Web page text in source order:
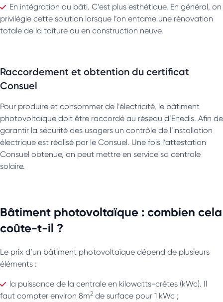
En intégration au bâti. C’est plus esthétique. En général, on
privilégie cette solution lorsque l’on entame une rénovation
totale de la toiture ou en construction neuve.
Raccordement et obtention du certificat
Consuel
Pour produire et consommer de l’électricité, le bâtiment
photovoltaïque doit être raccordé au réseau d’Enedis. Afin de
garantir la sécurité des usagers un contrôle de l’installation
électrique est réalisé par le Consuel. Une fois l’attestation
Consuel obtenue, on peut mettre en service sa centrale
solaire.
Bâtiment photovoltaïque : combien cela
coûte-t-il ?
Le prix d’un bâtiment photovoltaïque dépend de plusieurs
éléments :
la puissance de la centrale en kilowatts-crêtes (kWc). Il
faut compter environ 8m2 de surface pour 1 kWc ;